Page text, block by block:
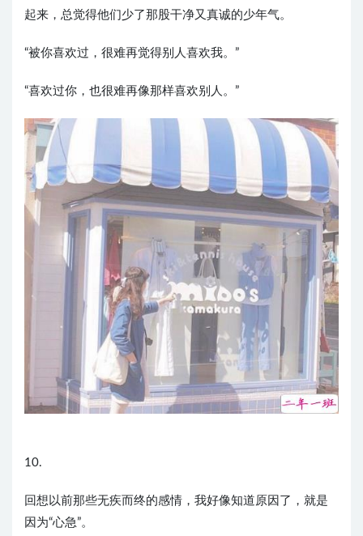
起来，总觉得他们少了那股干净又真诚的少年气。
“被你喜欢过，很难再觉得别人喜欢我。”
“喜欢过你，也很难再像那样喜欢别人。”
10.
回想以前那些无疾而终的感情，我好像知道原因了，就是
因为“心急”。